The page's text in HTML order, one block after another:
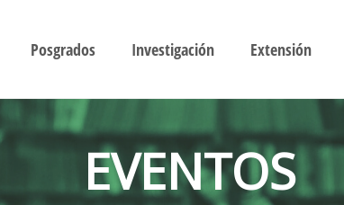
Posgrados Investigación Extensión
EVENTOS